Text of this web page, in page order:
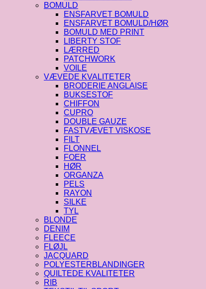
BOMULD
ENSFARVET BOMULD
ENSFARVET BOMULD/HØR
BOMULD MED PRINT
LIBERTY STOF
LÆRRED
PATCHWORK
VOILE
VÆVEDE KVALITETER
BRODERIE ANGLAISE
BUKSESTOF
CHIFFON
CUPRO
DOUBLE GAUZE
FASTVÆVET VISKOSE
FILT
FLONNEL
FOER
HØR
ORGANZA
PELS
RAYON
SILKE
TYL
BLONDE
DENIM
FLEECE
FLØJL
JACQUARD
POLYESTERBLANDINGER
QUILTEDE KVALITETER
RIB